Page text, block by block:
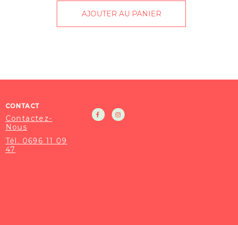
AJOUTER AU PANIER
CONTACT
Contactez-
Nous
Tél. 0696 11 09
47